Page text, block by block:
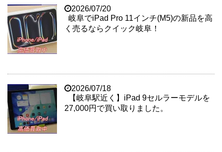
2026/07/20
岐阜でiPad Pro 11インチ(M5)の新品を高
く売るならクイック岐阜！
2026/07/18
【岐阜駅近く】iPad 9セルラーモデルを
27,000円で買い取りました。